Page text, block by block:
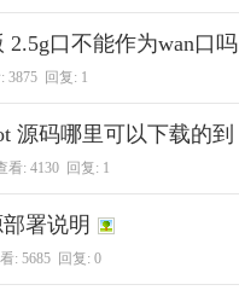
2.5g口不能作为wan口吗
3875 回复: 1
源码哪里可以下载的到
看: 4130 回复: 1
署说明
: 5685 回复: 0